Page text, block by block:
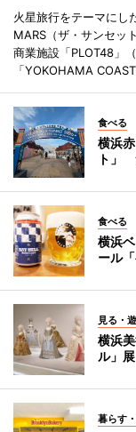
火星旅行をテーマにし
MARS（ザ・サンセッ
商業施設「PLOT48」
「YOKOHAMA
食べる
横浜
ト」
食べる
横浜
ール
見る・
横浜
ル」
暮らす